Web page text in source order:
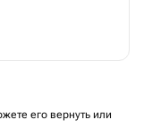
его вернуть или